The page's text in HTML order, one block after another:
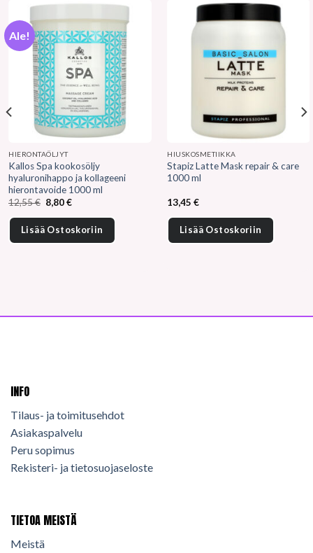
Ale!
HIERONTAÖLJYT
Kallos Spa kookosöljy
hyaluronihappo ja kollageeni
hierontavoide 1000 ml
12,55€ Alkuperäinen
hinta
oli:
12,55 €.
8,80€Nykyinen
on:
8,80 €.
Lisää Ostoskoriin
HIUSKOSMETIIKKA
Stapiz Latte Mask repair & care
1000 ml
13,45€
Lisää Ostoskoriin
INFO
Tilaus- ja toimitusehdot
Asiakaspalvelu
Peru sopimus
Rekisteri- ja tietosuojaseloste
TIETOA MEISTÄ
Meistä